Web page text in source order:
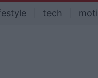
tech moti